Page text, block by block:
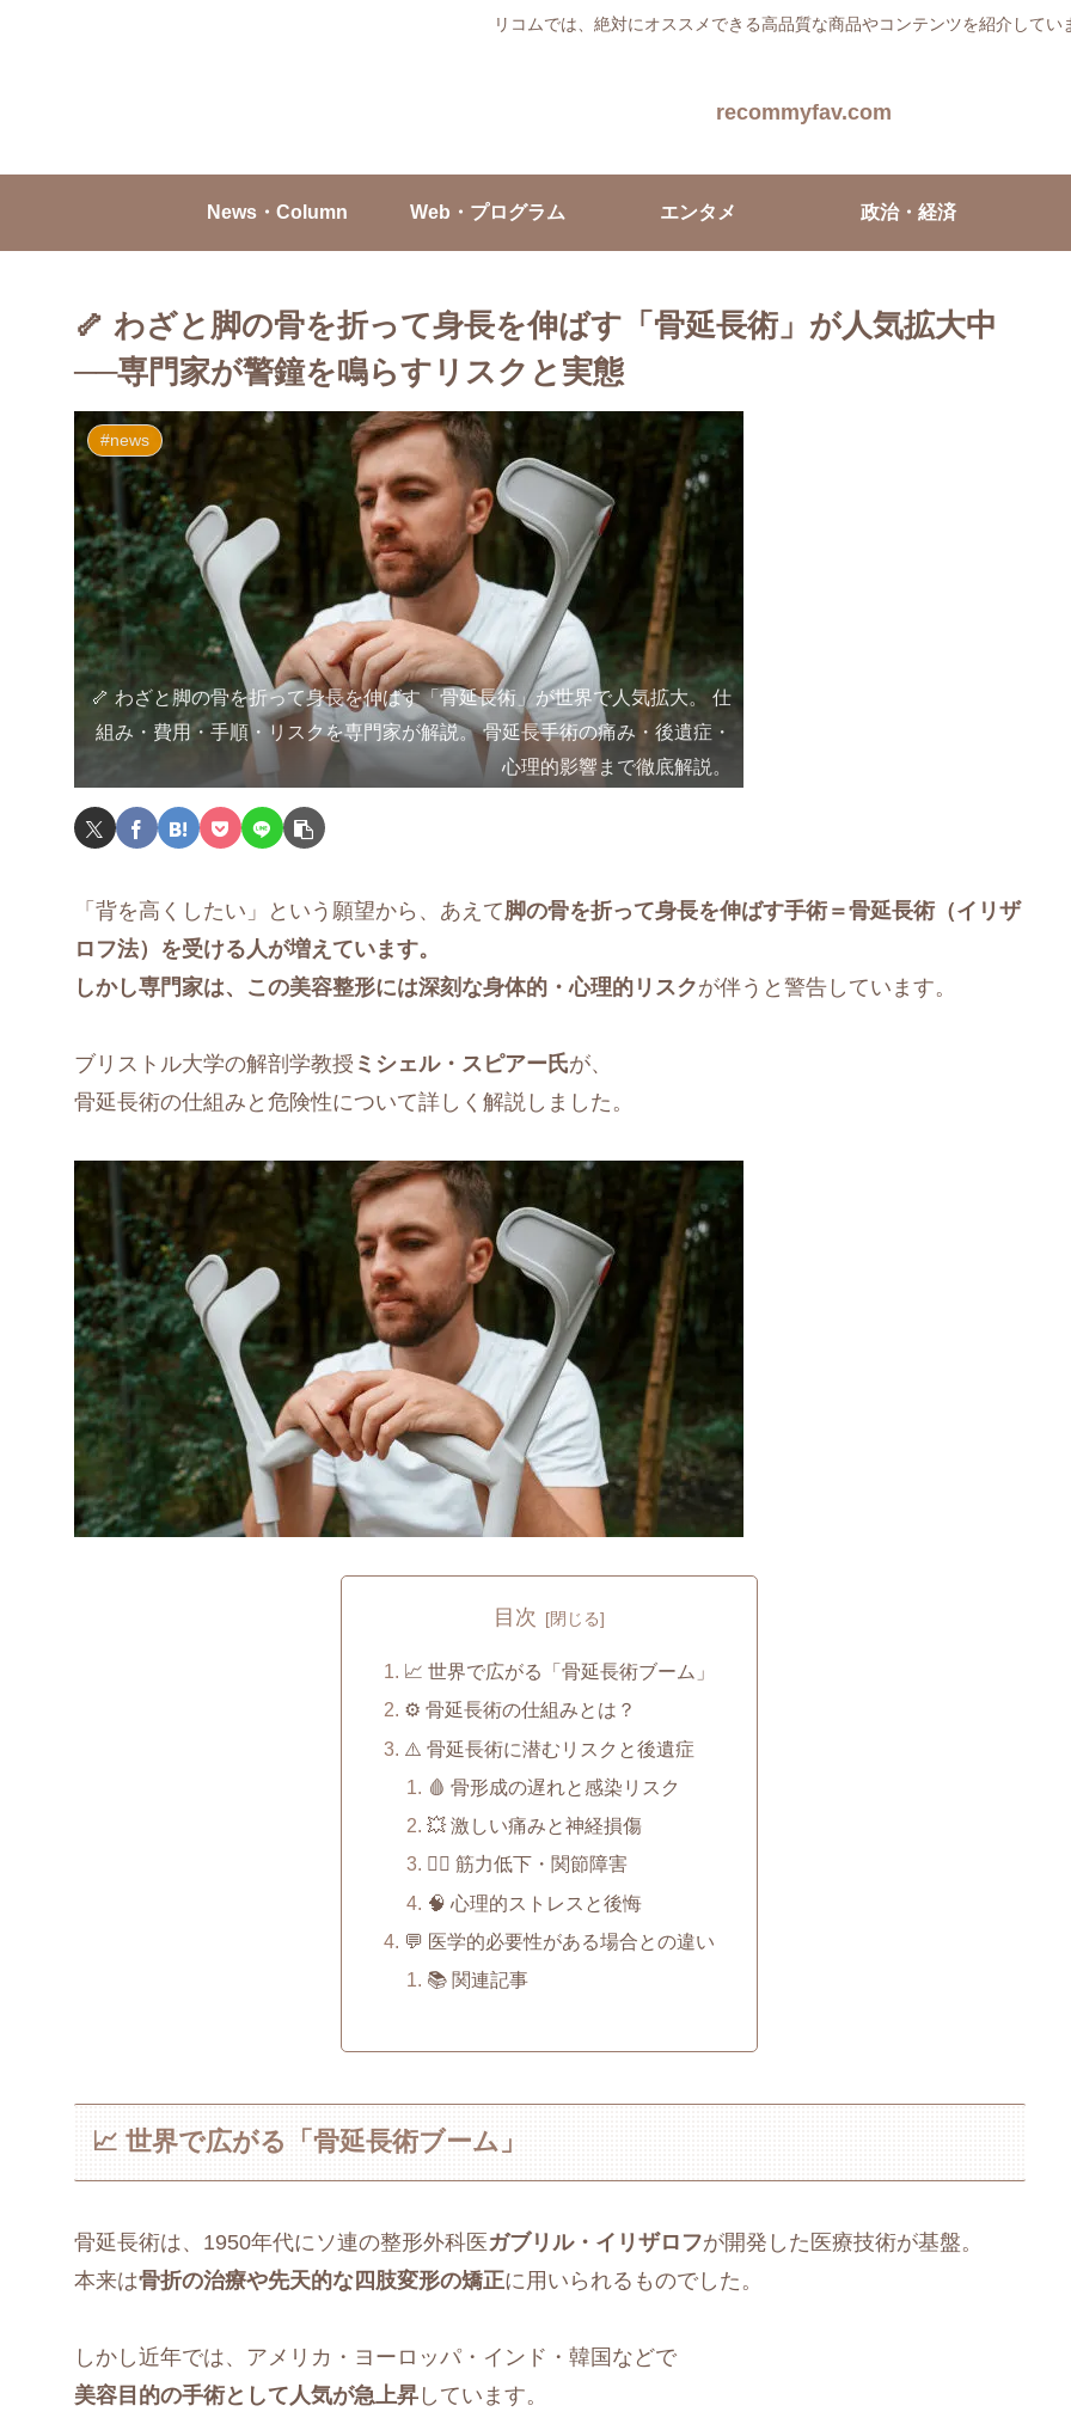
リコムでは、絶対にオススメできる高品質な商品やコンテンツを紹介してい
recommyfav.com
News・Column Web・プログラム エンタメ 政治・経済
🦴 わざと脚の骨を折って身長を伸ばす「骨延長術」が人気拡大中
──専門家が警鐘を鳴らすリスクと実態
#news
🦴 わざと脚の骨を折って身長を伸ばす「骨延長術」が世界で人気拡大。 仕
組み・費用・手順・リスクを専門家が解説。 骨延長手術の痛み・後遺症・
心理的影響まで徹底解説。
「背を高くしたい」という願望から、あえて脚の骨を折って身長を伸ばす手術＝骨延長術（イリザ
ロフ法）を受ける人が増えています。
しかし専門家は、この美容整形には深刻な身体的・心理的リスクが伴うと警告しています。
ブリストル大学の解剖学教授 ミシェル・スピアー氏が、
骨延長術の仕組みと危険性について詳しく解説しました。
目次
📈 世界で広がる「骨延長術ブーム」
⚙️ 骨延長術の仕組みとは？
⚠️ 骨延長術に潜むリスクと後遺症
🩸 骨形成の遅れと感染リスク
💥 激しい痛みと神経損傷
🚶‍♀️ 筋力低下・関節障害
🧠 心理的ストレスと後悔
💬 医学的必要性がある場合との違い
📚 関連記事
📈 世界で広がる「骨延長術ブーム」
骨延長術は、1950年代にソ連の整形外科医ガブリル・イリザロフが開発した医療技術が基盤。
本来は骨折の治療や先天的な四肢変形の矯正に用いられるものでした。
しかし近年では、アメリカ・ヨーロッパ・インド・韓国などで
美容目的の手術として人気が急上昇しています。